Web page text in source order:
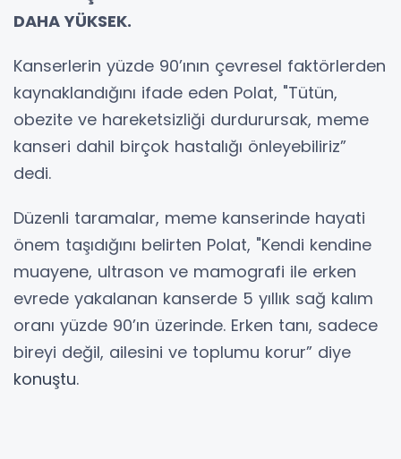
DAHA YÜKSEK.
Kanserlerin yüzde 90’ının çevresel faktörlerden
kaynaklandığını ifade eden Polat, "Tütün,
obezite ve hareketsizliği durdurursak, meme
kanseri dahil birçok hastalığı önleyebiliriz”
dedi.
Düzenli taramalar, meme kanserinde hayati
önem taşıdığını belirten Polat, "Kendi kendine
muayene, ultrason ve mamografi ile erken
evrede yakalanan kanserde 5 yıllık sağ kalım
oranı yüzde 90’ın üzerinde. Erken tanı, sadece
bireyi değil, ailesini ve toplumu korur” diye
konuştu.